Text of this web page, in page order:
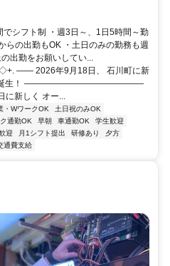
シフト制 ・週3日～、1日5時間～勤
らの出勤もOK ・土日のみの勤務も週
出勤をお願いしてい...
2026年9月18日、 石川町に新
」が誕生！ ――――――――――――――
新しく オー...
・WワークOK
土日祝のみOK
通勤OK 早朝 車通勤OK
学生歓迎
迎 月1シフト提出 研修あり
夕方
通費支給